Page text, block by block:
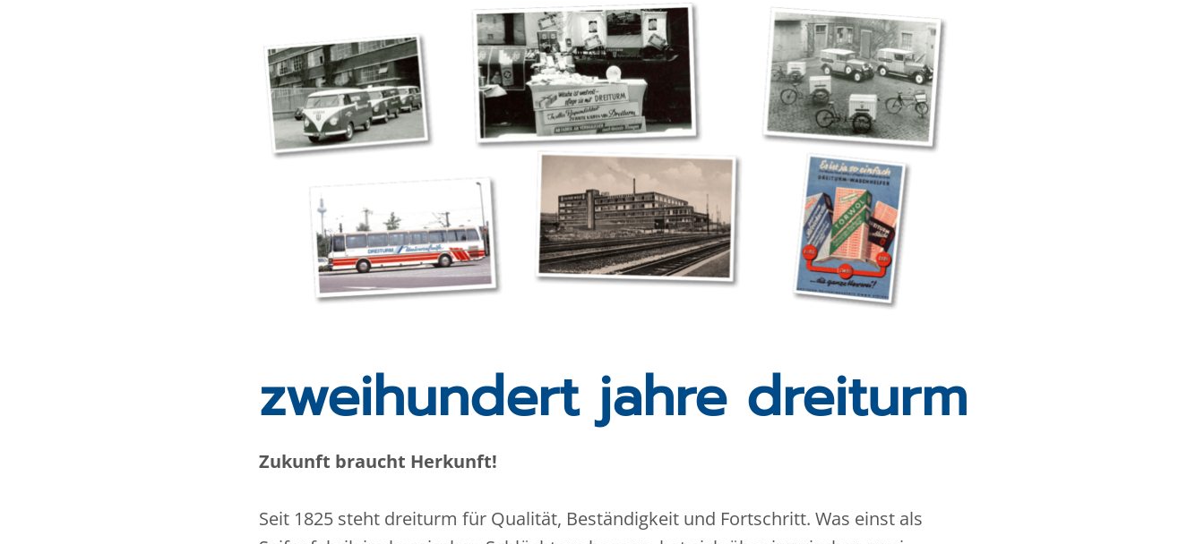
zweihundert jahre dreiturm
Zukunft braucht Herkunft!
Seit 1825 steht dreiturm für Qualität, Beständigkeit und Fortschritt. Was einst als